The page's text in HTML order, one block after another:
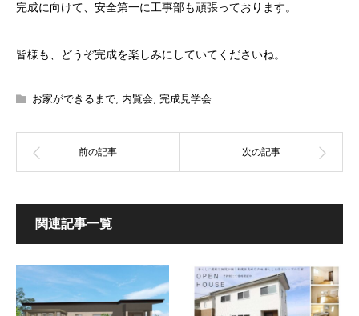
完成に向けて、安全第一に工事部も頑張っております。
皆様も、どうぞ完成を楽しみにしていてくださいね。
お家ができるまで, 内覧会, 完成見学会
関連記事一覧